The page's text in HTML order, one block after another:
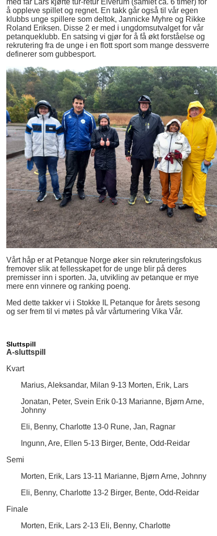
med far Lars kjørte tur-retur Elverum (samlet ca. 6 timer) for
å oppleve spillet og regnet. En takk går også til vår egen
klubbs unge spillere som deltok, Jannicke Myhre og Rikke
Roland Eriksen. Disse 2 er med i ungdomsutvalget for vår
petanqueklubb. En satsing vi gjør for å få økt forståelse og
rekrutering fra de unge i en flott sport som mange dessverre
definerer som gubbesport.
Vårt håp er at Petanque Norge øker sin rekruteringsfokus
fremover slik at fellesskapet for de unge blir på deres
premisser inn i sporten. Ja, utvikling av petanque er mye
mere enn vinnere og ranking poeng.
Med dette takker vi i Stokke IL Petanque for årets sesong
og ser frem til vi møtes på vår vårturnering Vika Vår.
Sluttspill
A-sluttspill
Kvart
Marius, Aleksandar, Milan 9-13 Morten, Erik, Lars
Jonatan, Peter, Svein Erik 0-13 Marianne, Bjørn Arne,
Johnny
Eli, Benny, Charlotte 13-0 Rune, Jan, Ragnar
Ingunn, Are, Ellen 5-13 Birger, Bente, Odd-Reidar
Semi
Morten, Erik, Lars 13-11 Marianne, Bjørn Arne, Johnny
Eli, Benny, Charlotte 13-2 Birger, Bente, Odd-Reidar
Finale
Morten, Erik, Lars 2-13 Eli, Benny, Charlotte